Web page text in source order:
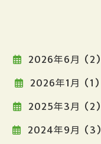
2026年6月 (2)
2026年1月 (1)
2025年3月 (2)
2024年9月 (3)